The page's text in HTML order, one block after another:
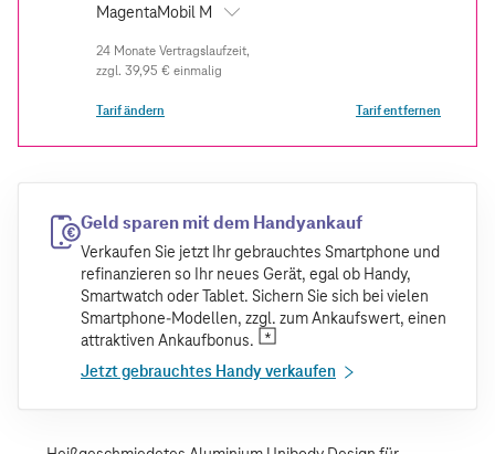
MagentaMobil M
zzgl. 39,95 € einmalig
Tarif ändern Tarif entfernen
Geld sparen mit dem Handyankauf
Verkaufen Sie jetzt Ihr gebrauchtes Smartphone und
refinanzieren so Ihr neues Gerät, egal ob Handy,
Smartwatch oder Tablet. Sichern Sie sich bei vielen
Smartphone-Modellen, zzgl. zum Ankaufswert, einen
attraktiven Ankaufbonus.
Jetzt gebrauchtes Handy verkaufen